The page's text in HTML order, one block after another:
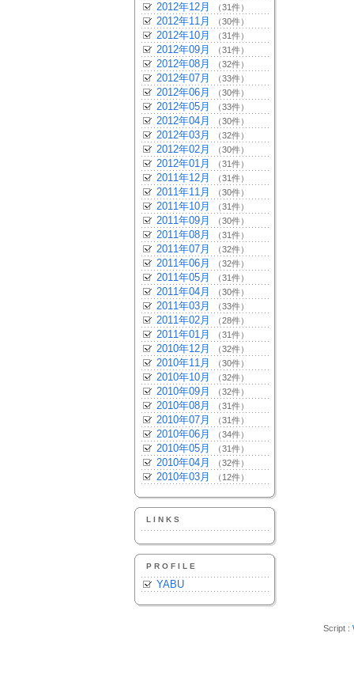
2012年12月 （31件）
2012年11月 （30件）
2012年10月 （31件）
2012年09月 （31件）
2012年08月 （32件）
2012年07月 （33件）
2012年06月 （30件）
2012年05月 （33件）
2012年04月 （30件）
2012年03月 （32件）
2012年02月 （30件）
2012年01月 （31件）
2011年12月 （31件）
2011年11月 （30件）
2011年10月 （31件）
2011年09月 （30件）
2011年08月 （31件）
2011年07月 （32件）
2011年06月 （32件）
2011年05月 （31件）
2011年04月 （30件）
2011年03月 （33件）
2011年02月 （28件）
2011年01月 （31件）
2010年12月 （32件）
2010年11月 （30件）
2010年10月 （32件）
2010年09月 （32件）
2010年08月 （31件）
2010年07月 （31件）
2010年06月 （34件）
2010年05月 （31件）
2010年04月 （32件）
2010年03月 （12件）
LINKS
PROFILE
YABU
Script :